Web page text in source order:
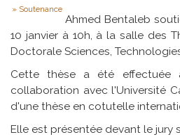
au
Smartgrid
par
convertisseur
Type
Soutenance
Ahmed Bentaleb
10 janvier à 10h, à la salle des
Doctorale Sciences,
Cette thèse a été effectuée
collaboration avec l'Université
d'une thèse en cotutelle
Elle est présentée devant le jury